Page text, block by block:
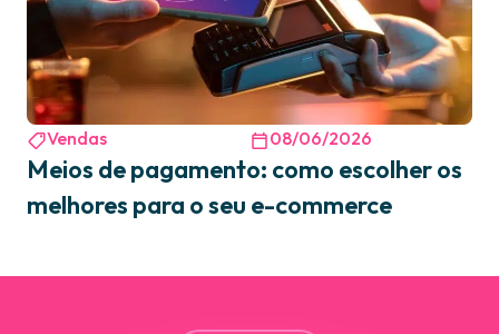
Vendas 08/06/2026
Meios de pagamento: como escolher os
melhores para o seu e-commerce